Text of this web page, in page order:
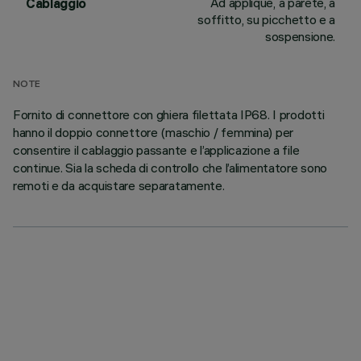
Cablaggio
soffitto, su picchetto e a
sospensione.
NOTE
Fornito di connettore con ghiera filettata IP68. I prodotti
hanno il doppio connettore (maschio / femmina) per
consentire il cablaggio passante e l’applicazione a file
continue. Sia la scheda di controllo che l’alimentatore sono
remoti e da acquistare separatamente.